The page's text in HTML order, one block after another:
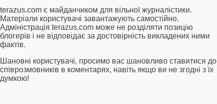
terazus.com є майданчиком для вільної журналістики.
Матеріали користувачі завантажують самостійно.
Адміністрація terazus.com може не розділяти позицію
блогерів і не відповідає за достовірність викладених ними
фактів.
Шановні користувачі, просимо вас шановливо ставитися до
співрозмовників в коментарях, навіть якщо ви не згодні з їх
думкою!